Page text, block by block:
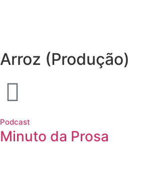
Arroz (Produção)
Podcast
Minuto da Prosa